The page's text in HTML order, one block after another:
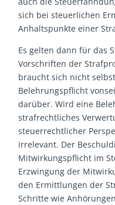
sich bei steuerlichen
Anhaltspunkte einer
Es gelten dann für das
Vorschriften der
braucht sich nicht
Belehrungspflicht
darüber. Wird eine
strafrechtliches
steuerrechtlicher
irrelevant. Der
Mitwirkungspflicht im
Erzwingung der
den Ermittlungen der
Schritte wie